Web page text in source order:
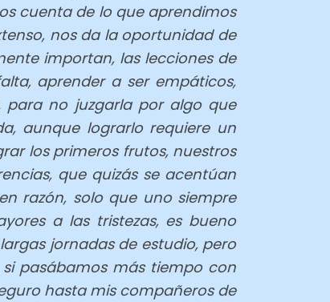
cuenta de lo que aprendimos
nos da la oportunidad de
importan, las lecciones de
aprender a ser empáticos,
no juzgarla por algo que
aunque lograrlo requiere un
los primeros frutos, nuestros
que quizás se acentúan
razón, solo que uno siempre
a las tristezas, es bueno
jornadas de estudio, pero
pasábamos más tiempo con
hasta mis compañeros de